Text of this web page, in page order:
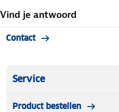
Vind je antwoord
Contact
Service
Product bestellen